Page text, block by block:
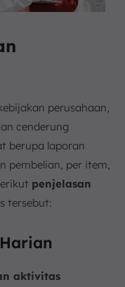
perusahaan,
cenderung
berupa laporan
pembelian, per item,
penjelasan
tersebut:
aktivitas